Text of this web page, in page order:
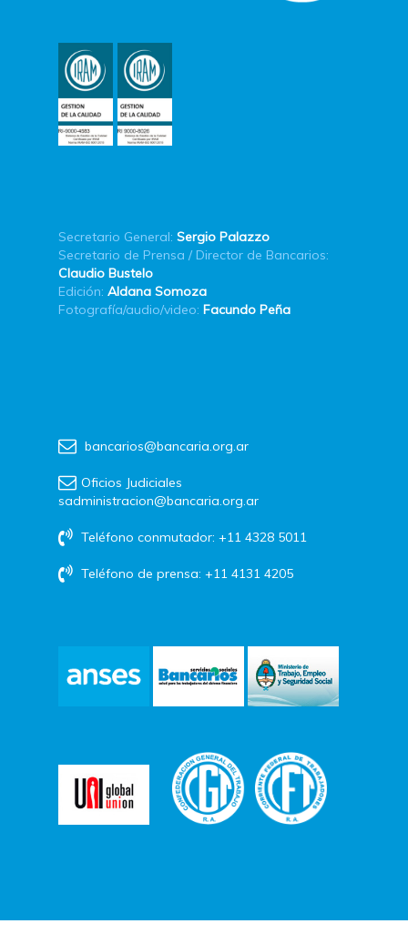
Secretario General: Sergio Palazzo
Secretario de Prensa / Director de Bancarios:
Claudio Bustelo
Edición: Aldana Somoza
Fotografía/audio/video: Facundo Peña
bancarios@bancaria.org.ar
Oficios Judiciales
sadministracion@bancaria.org.ar
Teléfono conmutador: +11 4328 5011
Teléfono de prensa: +11 4131 4205